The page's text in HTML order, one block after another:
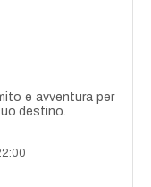
e avventura per
destino.